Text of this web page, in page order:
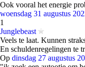
Ook vooral het energie
woensdag 31 augustus
1
Junglebeast
Veels te laat. Kunnen
En schuldenregelingen te
Op dinsdag 27 augustus